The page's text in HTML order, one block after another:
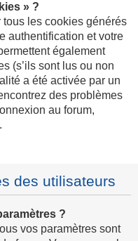
» ?
tous les cookies générés
authentification et votre
également
(s’ils sont lus ou non
a été activée par un
des problèmes
au forum,
des utilisateurs
?
vos paramètres sont